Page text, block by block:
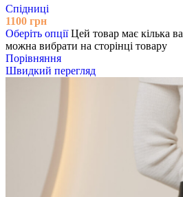
Спідниці
1100 грн
Оберіть опції Цей товар має кілька
можна вибрати на сторінці товару
Порівняння
Швидкий перегляд